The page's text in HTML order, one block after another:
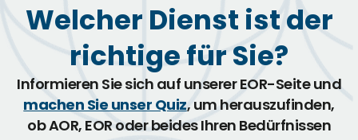
Welcher Dienst ist der
richtige für Sie?
Informieren Sie sich auf unserer EOR-Seite und
machen Sie unser Quiz, um herauszufinden,
ob AOR, EOR oder beides Ihren Bedürfnissen